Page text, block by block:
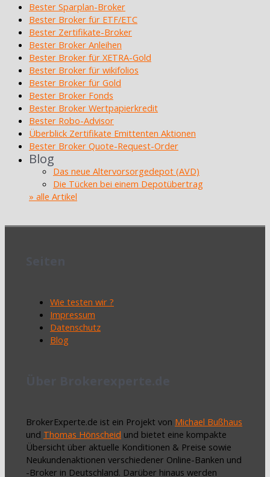
Bester Sparplan-Broker
Bester Broker für ETF/ETC
Bester Zertifikate-Broker
Bester Broker Anleihen
Bester Broker für XETRA-Gold
Bester Broker für wikifolios
Bester Broker für Gold
Bester Broker Fonds
Bester Broker Wertpapierkredit
Bester Robo-Advisor
Überblick Zertifikate Emittenten Aktionen
Bester Broker Quote-Request-Order
Blog
Das neue Altervorsorgedepot (AVD)
Die Tücken bei einem Depotübertrag
» alle Artikel
Wie testen wir ?
Impressum
Datenschutz
Blog
BrokerExperte.de ist ein Projekt von Michael Bußhaus
und Thomas Hönscheid und bietet eine kompakte
Übersicht über aktuelle Konditionen & Preise sowie
Neukundenaktionen verschiedener Online-Banken und
-Broker in Deutschland. Darüber hinaus werden